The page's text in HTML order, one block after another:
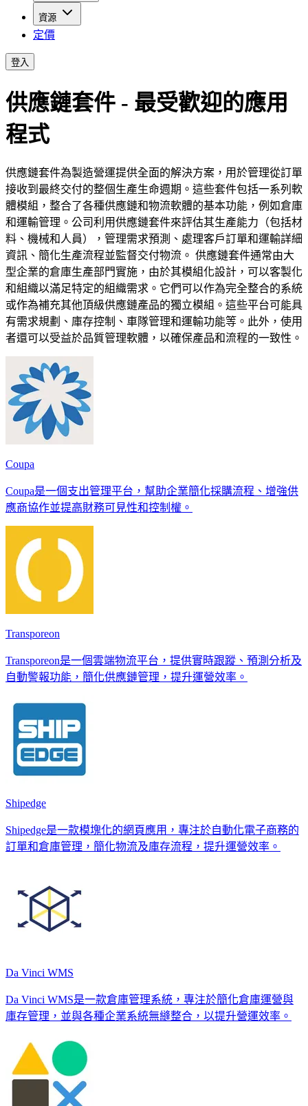
資源
定價
登入
供應鏈套件 - 最受歡迎的應用
程式
供應鏈套件為製造營運提供全面的解決方案，用於管理從訂單
接收到最終交付的整個生產生命週期。這些套件包括一系列軟
體模組，整合了各種供應鏈和物流軟體的基本功能，例如倉庫
和運輸管理。公司利用供應鏈套件來評估其生產能力（包括材
料、機械和人員），管理需求預測、處理客戶訂單和運輸詳細
資訊、簡化生產流程並監督交付物流。 供應鏈套件通常由大
型企業的倉庫生產部門實施，由於其模組化設計，可以客製化
和組織以滿足特定的組織需求。它們可以作為完全整合的系統
或作為補充其他頂級供應鏈產品的獨立模組。這些平台可能具
有需求規劃、庫存控制、車隊管理和運輸功能等。此外，使用
者還可以受益於品質管理軟體，以確保產品和流程的一致性。
Coupa
Coupa是一個支出管理平台，幫助企業簡化採購流程、增強供
應商協作並提高財務可見性和控制權。
Transporeon
Transporeon是一個雲端物流平台，提供實時跟蹤、預測分析及
自動警報功能，簡化供應鏈管理，提升運營效率。
Shipedge
Shipedge是一款模塊化的網頁應用，專注於自動化電子商務的
訂單和倉庫管理，簡化物流及庫存流程，提升運營效率。
Da Vinci WMS
Da Vinci WMS是一款倉庫管理系統，專注於簡化倉庫運營與
庫存管理，並與各種企業系統無縫整合，以提升營運效率。